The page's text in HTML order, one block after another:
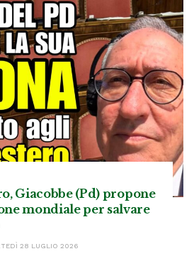
Giacobbe (Pd) propone
mondiale per salvare
28 LUGLIO 2026